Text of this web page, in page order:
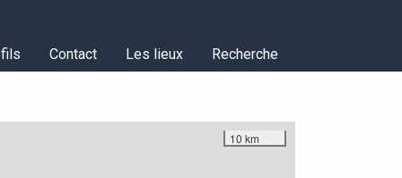
Contact Les lieux Recherche
10 km